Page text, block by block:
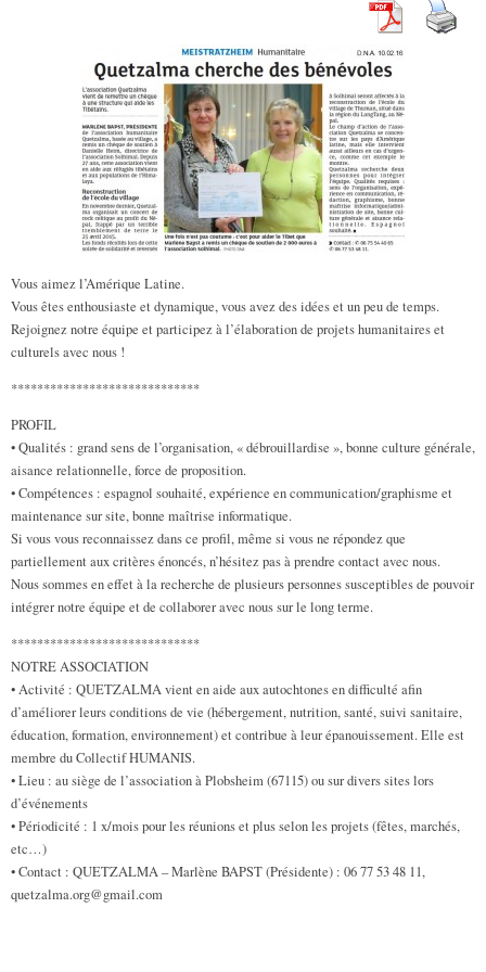
Vous aimez l’Amérique Latine.
Vous êtes enthousiaste et dynamique, vous avez des idées et un peu de temps.
Rejoignez notre équipe et participez à l’élaboration de projets humanitaires et
culturels avec nous !
*****************************
PROFIL
• Qualités : grand sens de l’organisation, « débrouillardise », bonne culture générale,
aisance relationnelle, force de proposition.
• Compétences : espagnol souhaité, expérience en communication/graphisme et
maintenance sur site, bonne maîtrise informatique.
Si vous vous reconnaissez dans ce profil, même si vous ne répondez que
partiellement aux critères énoncés, n’hésitez pas à prendre contact avec nous.
Nous sommes en effet à la recherche de plusieurs personnes susceptibles de pouvoir
intégrer notre équipe et de collaborer avec nous sur le long terme.
*****************************
NOTRE ASSOCIATION
• Activité : QUETZALMA vient en aide aux autochtones en difficulté afin
d’améliorer leurs conditions de vie (hébergement, nutrition, santé, suivi sanitaire,
éducation, formation, environnement) et contribue à leur épanouissement. Elle est
membre du Collectif HUMANIS.
• Lieu : au siège de l’association à Plobsheim (67115) ou sur divers sites lors
d’événements
• Périodicité : 1 x/mois pour les réunions et plus selon les projets (fêtes, marchés,
etc…)
• Contact : QUETZALMA – Marlène BAPST (Présidente) : 06 77 53 48 11,
quetzalma.org@gmail.com